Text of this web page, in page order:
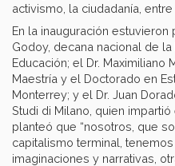
activismo, la ciudadanía, entre
En la inauguración estuvieron
Godoy, decana nacional de
Educación; el Dr. Maximiliano
Maestría y el Doctorado en
Monterrey; y el Dr. Juan
Studi di Milano, quien
planteó que “nosotros, que
capitalismo terminal,
imaginaciones y narrativas,